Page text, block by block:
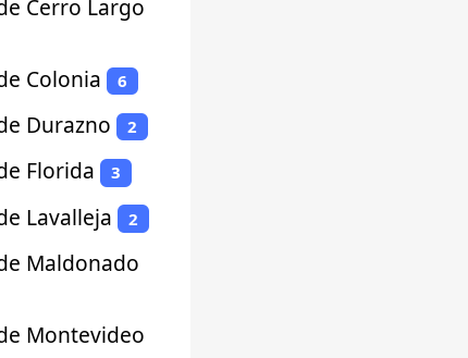
Cerro Largo
Colonia 6
Durazno 2
Florida 3
Lavalleja 2
Maldonado
Montevideo